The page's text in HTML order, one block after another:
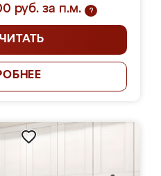
руб. за п.м.
?